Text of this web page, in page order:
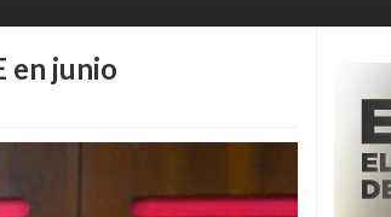
en junio